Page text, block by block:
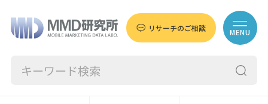
リサーチのご相談 MENU